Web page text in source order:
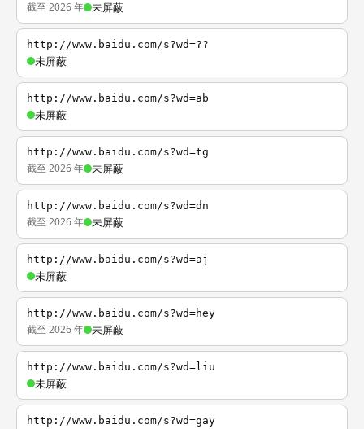
截至 2026 年 未屏蔽
http://www.baidu.com/s?wd=??
未屏蔽
http://www.baidu.com/s?wd=ab
未屏蔽
http://www.baidu.com/s?wd=tg
截至 2026 年 未屏蔽
http://www.baidu.com/s?wd=dn
截至 2026 年 未屏蔽
http://www.baidu.com/s?wd=aj
未屏蔽
http://www.baidu.com/s?wd=hey
截至 2026 年 未屏蔽
http://www.baidu.com/s?wd=liu
未屏蔽
http://www.baidu.com/s?wd=gay